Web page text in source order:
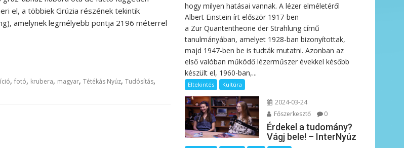
el, a többiek Grúzia részének tekintik
amelynek legmélyebb pontja 2196 méterrel
, fotó, krubera, magyar, Tétékás Nyúz, Tudósítás,
hogy milyen hatásai vannak. A lézer elméletéről
Albert Einstein írt először 1917-ben
a Zur Quantentheorie der Strahlung című
tanulmányában, amelyet 1928-ban bizonyítottak,
majd 1947-ben be is tudták mutatni. Azonban az
első valóban működő lézerműszer évekkel később
készült el, 1960-ban,...
Eltekintés Kultúra
2024-03-24
Főszerkesztő
0
Érdekel a tudomány?
Vágj bele! – InterNyúz